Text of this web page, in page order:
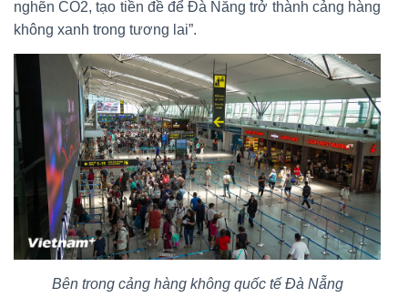
nghẽn CO2, tạo tiền đề để Đà Nẵng trở thành cảng hàng
không xanh trong tương lai”.
Bên trong cảng hàng không quốc tế Đà Nẵng